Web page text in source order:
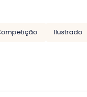
Ilustrado